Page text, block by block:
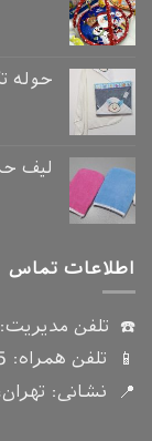
حوله
لیف
اطلاعات تماس
☎️ تلفن مدیریت:
📱 تلفن همراه:
📍 نشانی: